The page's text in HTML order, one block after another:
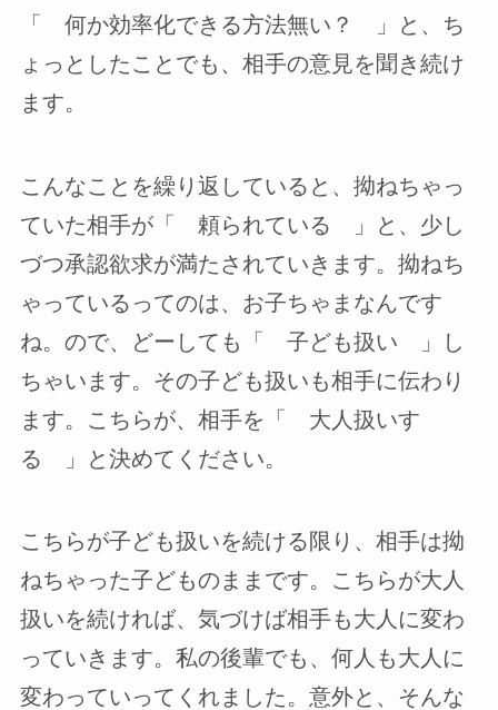
「 何か効率化できる方法無い？ 」と、ち
ょっとしたことでも、相手の意見を聞き続け
ます。
こんなことを繰り返していると、拗ねちゃっ
ていた相手が「 頼られている 」と、少し
づつ承認欲求が満たされていきます。拗ねち
ゃっているってのは、お子ちゃまなんです
ね。ので、どーしても「 子ども扱い 」し
ちゃいます。その子ども扱いも相手に伝わり
ます。こちらが、相手を「 大人扱いす
る 」と決めてください。
こちらが子ども扱いを続ける限り、相手は拗
ねちゃった子どものままです。こちらが大人
扱いを続ければ、気づけば相手も大人に変わ
っていきます。私の後輩でも、何人も大人に
変わっていってくれました。意外と、そんな